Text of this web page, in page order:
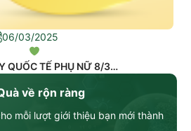
về rộn ràng
mỗi lượt giới thiệu bạn mới thành
06/03/2025
QUỐC TẾ PHỤ NỮ 8/3